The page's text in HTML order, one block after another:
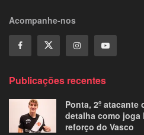
Acompanhe-nos
Publicações recentes
Ponta, 2º
detalha como
reforço do Vasco